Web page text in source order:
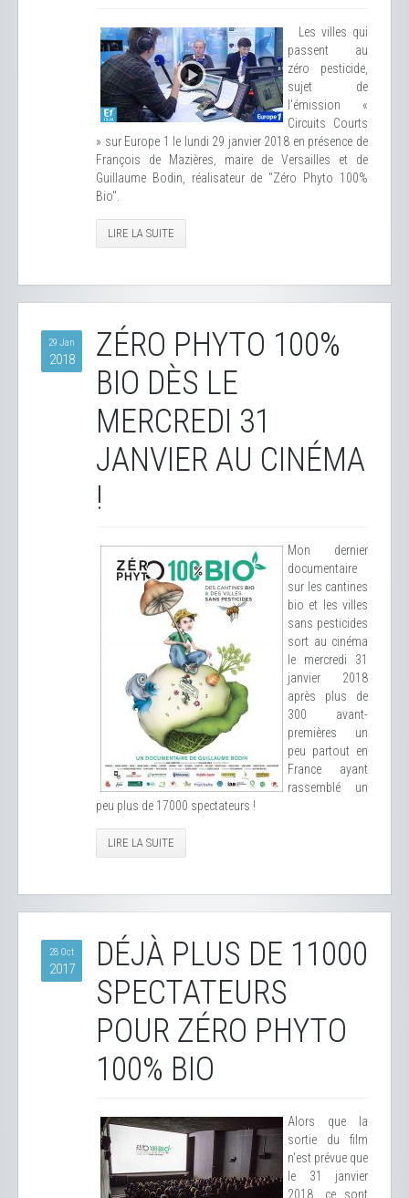
Les villes qui
passent au
zéro pesticide,
sujet de
l'émission «
Circuits Courts
» sur Europe 1 le lundi 29 janvier 2018 en présence de
François de Mazières, maire de Versailles et de
Guillaume Bodin, réalisateur de "Zéro Phyto 100%
Bio".
LIRE LA SUITE
29 Jan
2018
ZÉRO PHYTO 100%
BIO DÈS LE
MERCREDI 31
JANVIER AU CINÉMA
!
Mon dernier
documentaire
sur les cantines
bio et les villes
sans pesticides
sort au cinéma
le mercredi 31
janvier 2018
après plus de
300 avant-
premières un
peu partout en
France ayant
rassemblé un
peu plus de 17000 spectateurs !
LIRE LA SUITE
28 Oct
2017
DÉJÀ PLUS DE 11000
SPECTATEURS
POUR ZÉRO PHYTO
100% BIO
Alors que la
sortie du film
n'est prévue que
le 31 janvier
2018, ce sont